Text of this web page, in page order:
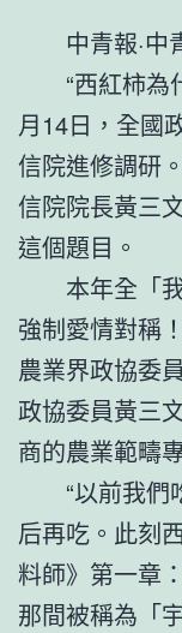
中青報·中
“西紅柿為
月14日，全國
信院進修調研
信院院長黃三
這個題目。
本年全「
強制愛情對稱
農業界政協委
政協委員黃三
商的農業範疇
“以前我
后再吃。此刻
料師》第一章
那間被稱為「